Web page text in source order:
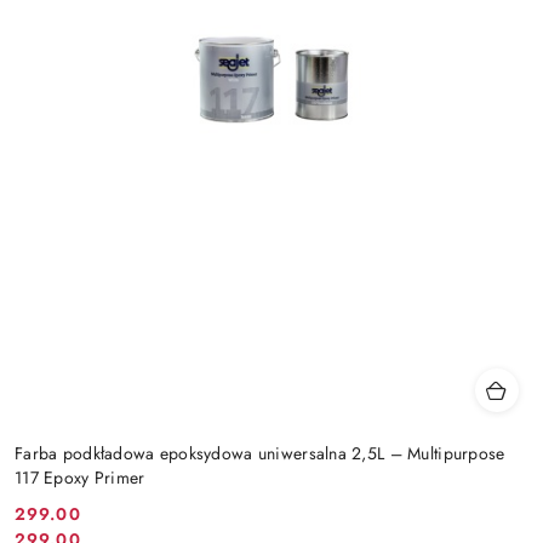
Farba podkładowa epoksydowa uniwersalna 2,5L – Multipurpose
117 Epoxy Primer
Cena
299.00